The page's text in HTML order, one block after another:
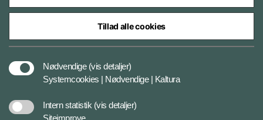
Styrelser og myndigheder under Forsvarsministeriet
Tillad alle cookies
Nødvendige (vis detaljer)
Systemcookies | Nødvendige | Kaltura
Intern statistik (vis detaljer)
Siteimprove